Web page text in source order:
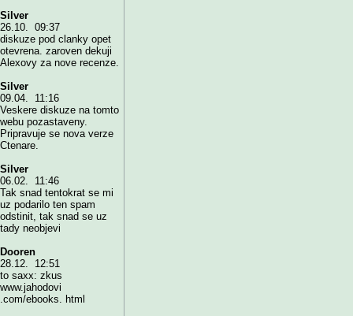
Silver
26.10. 09:37
diskuze pod clanky opet
otevrena. zaroven dekuji
Alexovy za nove recenze.
Silver
09.04. 11:16
Veskere diskuze na tomto
webu pozastaveny.
Pripravuje se nova verze
Ctenare.
Silver
06.02. 11:46
Tak snad tentokrat se mi
uz podarilo ten spam
odstinit, tak snad se uz
tady neobjevi
Dooren
28.12. 12:51
to saxx: zkus
www.jahodovi
.com/ebooks. html